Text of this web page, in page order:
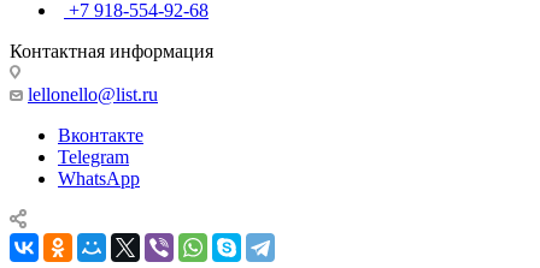
+7 918-554-92-68
Контактная информация
lellonello@list.ru
Вконтакте
Telegram
WhatsApp